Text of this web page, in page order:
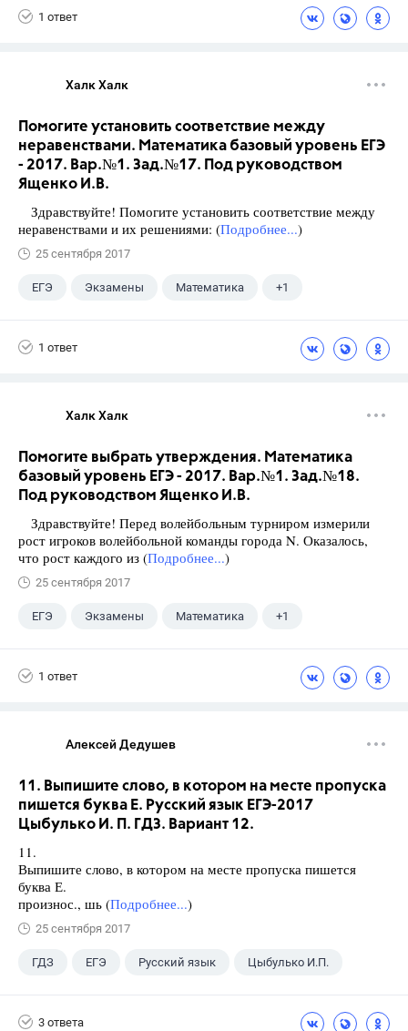
1 ответ
Халк Халк
Помогите установить соответствие между
неравенствами. Математика базовый уровень ЕГЭ
- 2017. Вар.№1. Зад.№17. Под руководством
Ященко И.В.
Здравствуйте! Помогите установить соответствие между
неравенствами и их решениями: (Подробнее...)
25 сентября 2017
ЕГЭ Экзамены Математика +1
1 ответ
Халк Халк
Помогите выбрать утверждения. Математика
базовый уровень ЕГЭ - 2017. Вар.№1. Зад.№18.
Под руководством Ященко И.В.
Здравствуйте! Перед волейбольным турниром измерили
рост игроков волейбольной команды города N. Оказалось,
что рост каждого из (Подробнее...)
25 сентября 2017
ЕГЭ Экзамены Математика +1
1 ответ
Алексей Дедушев
11. Выпишите слово, в котором на месте пропуска
пишется буква Е. Русский язык ЕГЭ-2017
Цыбулько И. П. ГДЗ. Вариант 12.
11.
Выпишите слово, в котором на месте пропуска пишется
буква Е.
произнос., шь (Подробнее...)
25 сентября 2017
ГДЗ ЕГЭ Русский язык Цыбулько И.П.
3 ответа